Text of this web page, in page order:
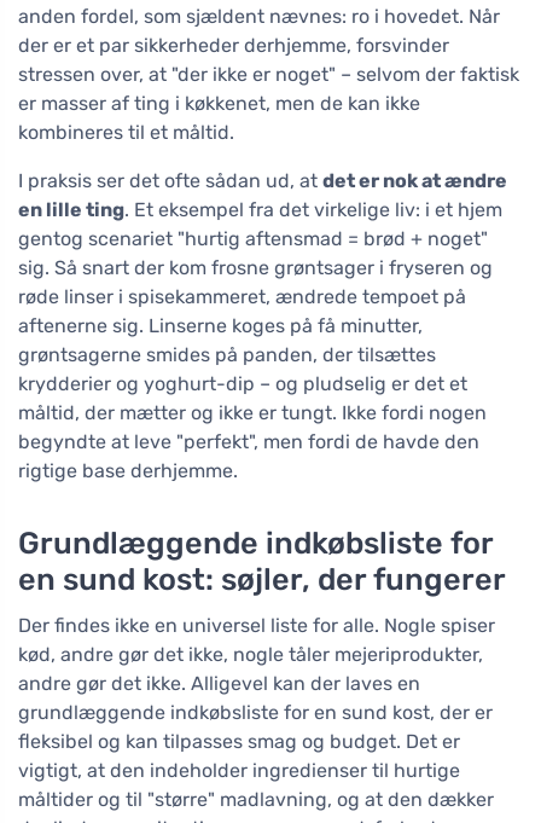
anden fordel, som sjældent nævnes: ro i hovedet. Når
der er et par sikkerheder derhjemme, forsvinder
stressen over, at "der ikke er noget" – selvom der faktisk
er masser af ting i køkkenet, men de kan ikke
kombineres til et måltid.
I praksis ser det ofte sådan ud, at det er nok at ændre
en lille ting. Et eksempel fra det virkelige liv: i et hjem
gentog scenariet "hurtig aftensmad = brød + noget"
sig. Så snart der kom frosne grøntsager i fryseren og
røde linser i spisekammeret, ændrede tempoet på
aftenerne sig. Linserne koges på få minutter,
grøntsagerne smides på panden, der tilsættes
krydderier og yoghurt-dip – og pludselig er det et
måltid, der mætter og ikke er tungt. Ikke fordi nogen
begyndte at leve "perfekt", men fordi de havde den
rigtige base derhjemme.
Grundlæggende indkøbsliste for
en sund kost: søjler, der fungerer
Der findes ikke en universel liste for alle. Nogle spiser
kød, andre gør det ikke, nogle tåler mejeriprodukter,
andre gør det ikke. Alligevel kan der laves en
grundlæggende indkøbsliste for en sund kost, der er
fleksibel og kan tilpasses smag og budget. Det er
vigtigt, at den indeholder ingredienser til hurtige
måltider og til "større" madlavning, og at den dækker